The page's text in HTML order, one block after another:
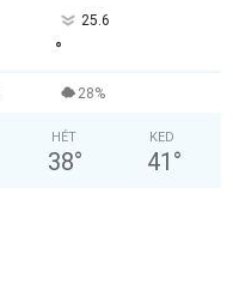
25.6
°
28%
HÉT
38°
KED
41 °